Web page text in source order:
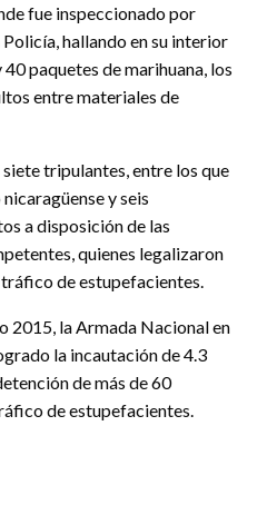
fue inspeccionado por
hallando en su interior
paquetes de marihuana, los
entre materiales de
tripulantes, entre los que
y seis
a disposición de las
quienes legalizaron
de estupefacientes.
2015, la Armada Nacional en
la incautación de 4.3
de más de 60
de estupefacientes.